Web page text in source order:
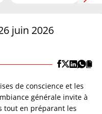
juin 2026
de conscience et les
générale invite à
tout en préparant les